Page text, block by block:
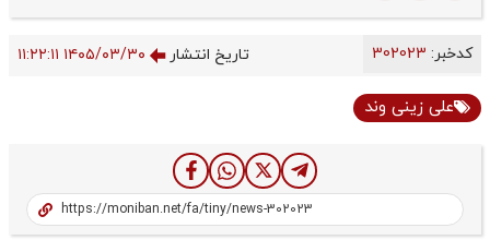
کدخبر: تاریخ انتشار ۱۴۰۵/۰۳/۳۰ ۱۱:۲۲:۱۱
علی زینی وند